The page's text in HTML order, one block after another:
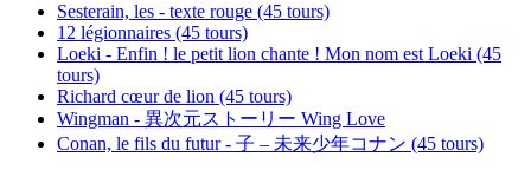
Sesterain, les - texte rouge (45 tours)
12 légionnaires (45 tours)
Loeki - Enfin ! le petit lion chante ! Mon nom est Loeki (45
tours)
Richard cœur de lion (45 tours)
Wingman - 異次元ストーリー Wing Love
Conan, le fils du futur - 子 – 未来少年コナン (45 tours)